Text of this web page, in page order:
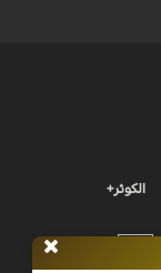
الكوثر+